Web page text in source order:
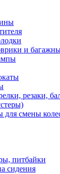
и
резаки,
для смены
питбайки
сидения